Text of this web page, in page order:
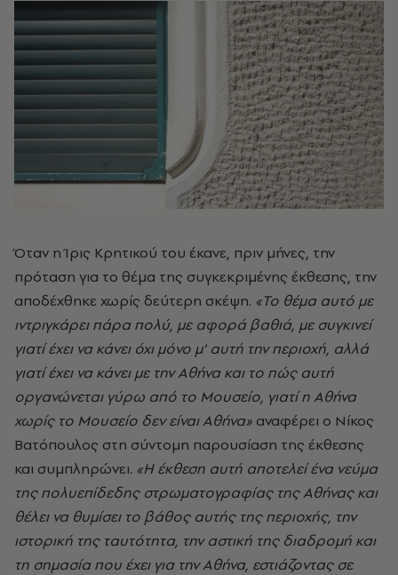
Όταν η Ίρις Κρητικού του έκανε, πριν μήνες, την
πρόταση για το θέμα της συγκεκριμένης έκθεσης, την
αποδέχθηκε χωρίς δεύτερη σκέψη. «Το θέμα αυτό με
ιντριγκάρει πάρα πολύ, με αφορά βαθιά, με συγκινεί
γιατί έχει να κάνει όχι μόνο μ' αυτή την περιοχή, αλλά
γιατί έχει να κάνει με την Αθήνα και το πώς αυτή
οργανώνεται γύρω από το Μουσείο, γιατί η Αθήνα
χωρίς το Μουσείο δεν είναι Αθήνα» αναφέρει ο Νίκος
Βατόπουλος στη σύντομη παρουσίαση της έκθεσης
και συμπληρώνει. «Η έκθεση αυτή αποτελεί ένα νεύμα
της πολυεπίδεδης στρωματογραφίας της Αθήνας και
θέλει να θυμίσει το βάθος αυτής της περιοχής, την
ιστορική της ταυτότητα, την αστική της διαδρομή και
τη σημασία που έχει για την Αθήνα, εστιάζοντας σε